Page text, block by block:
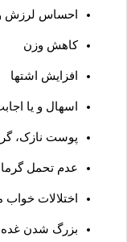
احساس لرزش
کاهش وزن
افزایش اشتها
اسهال و یا
پوست نازک،
عدم تحمل گرما
اختلالات خواب
بزرگ شدن غده